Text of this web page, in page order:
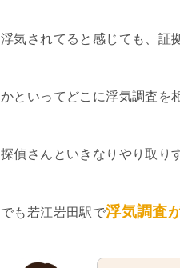
浮気されてると感じても、証
かといってどこに浮気調査を
探偵さんといきなりやり取り
でも若江岩田駅で浮気調査